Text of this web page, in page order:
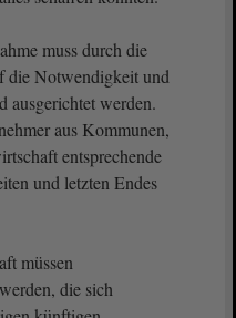
muss durch die
die Notwendigkeit und
ausgerichtet werden.
aus Kommunen,
entsprechende
und letzten Endes
müssen
die sich